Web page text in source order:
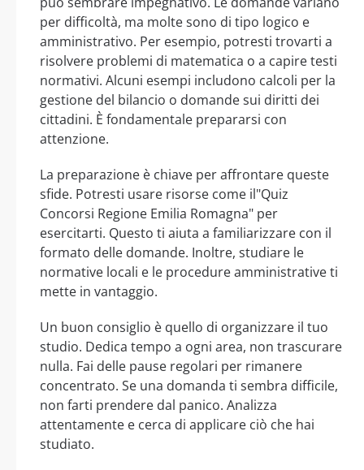
per difficoltà, ma molte sono di tipo logico e
amministrativo. Per esempio, potresti trovarti a
risolvere problemi di matematica o a capire testi
normativi. Alcuni esempi includono calcoli per la
gestione del bilancio o domande sui diritti dei
cittadini. È fondamentale prepararsi con
attenzione.
La preparazione è chiave per affrontare queste
sfide. Potresti usare risorse come il"Quiz
Concorsi Regione Emilia Romagna" per
esercitarti. Questo ti aiuta a familiarizzare con il
formato delle domande. Inoltre, studiare le
normative locali e le procedure amministrative ti
mette in vantaggio.
Un buon consiglio è quello di organizzare il tuo
studio. Dedica tempo a ogni area, non trascurare
nulla. Fai delle pause regolari per rimanere
concentrato. Se una domanda ti sembra difficile,
non farti prendere dal panico. Analizza
attentamente e cerca di applicare ciò che hai
studiato.